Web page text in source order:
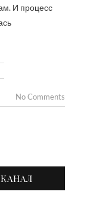
И процесс
No Comments